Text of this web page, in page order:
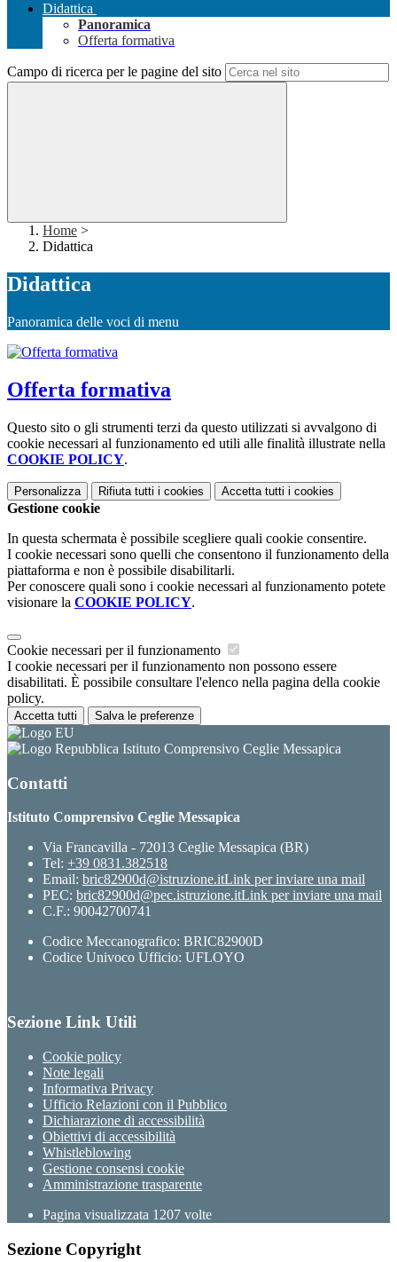
Didattica
Panoramica
Offerta formativa
Campo di ricerca per le pagine del sito
Home >
Didattica
Didattica
Panoramica delle voci di menu
Offerta formativa
Questo sito o gli strumenti terzi da questo utilizzati si avvalgono di
cookie necessari al funzionamento ed utili alle finalità illustrate nella
COOKIE POLICY.
Personalizza Rifiuta tutti i cookies Accetta tutti i cookies
Gestione cookie
In questa schermata è possibile scegliere quali cookie consentire.
I cookie necessari sono quelli che consentono il funzionamento della
piattaforma e non è possibile disabilitarli.
Per conoscere quali sono i cookie necessari al funzionamento potete
visionare la COOKIE POLICY.
Cookie necessari per il funzionamento
I cookie necessari per il funzionamento non possono essere
disabilitati. È possibile consultare l'elenco nella pagina della cookie
policy.
Accetta tutti Salva le preferenze
Istituto Comprensivo Ceglie Messapica
Contatti
Istituto Comprensivo Ceglie Messapica
Via Francavilla - 72013 Ceglie Messapica (BR)
Tel: +39 0831.382518
Email: bric82900d@istruzione.itLink per inviare una mail
PEC: bric82900d@pec.istruzione.itLink per inviare una mail
C.F.: 90042700741
Codice Meccanografico: BRIC82900D
Codice Univoco Ufficio: UFLOYO
Sezione Link Utili
Cookie policy
Note legali
Informativa Privacy
Ufficio Relazioni con il Pubblico
Dichiarazione di accessibilità
Obiettivi di accessibilità
Whistleblowing
Gestione consensi cookie
Amministrazione trasparente
Pagina visualizzata 1207 volte
Sezione Copyright